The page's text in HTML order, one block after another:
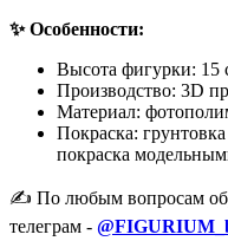
✨ Особенности:
Высота фигурки: 15
Производство: 3D
Материал:
Покраска:
покраска
✍️ По любым вопросам
телеграм -